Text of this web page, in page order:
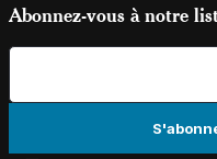
Abonnez-vous à notre